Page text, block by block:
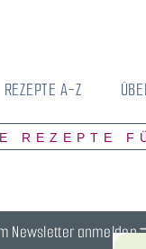
REZEPTE A-Z
REZEPTE
Newsletter anmelden.